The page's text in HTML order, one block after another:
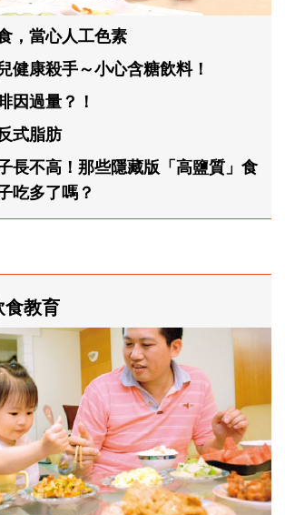
食教育
，當心人工色素
健康殺手～小心含糖飲料！
因過量？！
式脂肪
長不高！那些隱藏版「高鹽質」食
吃多了嗎？